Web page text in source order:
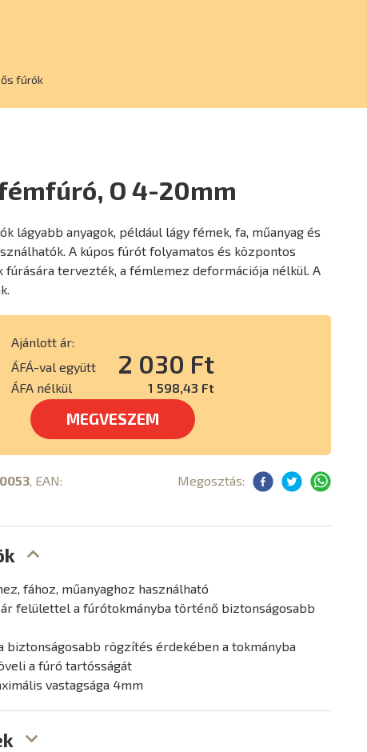
fúrók
O 4-20mm
lágyabb anyagok, például lágy fémek, fa, műanyag és
A kúpos fúrót folyamatos és központos
fúrására tervezték, a fémlemez deformációja nélkül. A
Ajánlott ár:
ÁFÁ-val együtt
2 030 Ft
ÁFA nélkül 1 598,43 Ft
MEGVESZEM
, EAN:
Megosztás:
fához, műanyaghoz használható
felülettel a fúrótokmányba történő biztonságosabb
biztonságosabb rögzítés érdekében a tokmányba
a fúró tartósságát
vastagsága 4mm